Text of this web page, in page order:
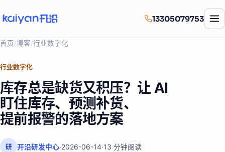
13305079753
首页/博客/行业数字化
行业数字化
库存总是缺货又积压？让 AI
盯住库存、预测补货、
提前报警的落地方案
研 开沿研发中心·2026-06-14·13 分钟阅读